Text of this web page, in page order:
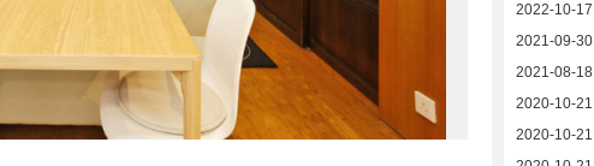
2022-10-17
2021-09-30
2021-08-18
2020-10-21
2020-10-21